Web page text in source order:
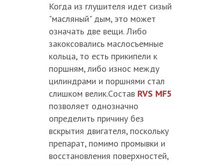
Когда из глушителя идет сизый
"масляный" дым, это может
означать две вещи. Либо
закоксовались маслосъемные
кольца, то есть прикипели к
поршням, либо износ между
цилиндрами и поршнями стал
слишком велик.Cостав RVS MF5
позволяет однозначно
определить причину без
вскрытия двигателя, поскольку
препарат, помимо промывки и
восстановления поверхностей,